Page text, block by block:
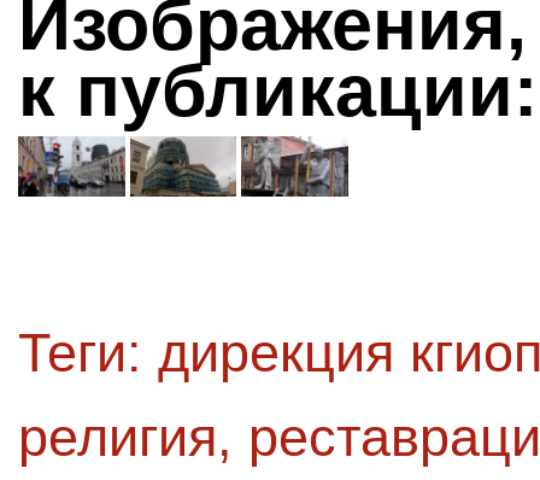
к публикации:
Теги: дирекция
религия,